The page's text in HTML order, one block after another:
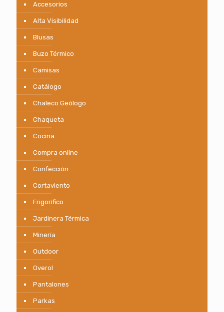
Accesorios
Alta Visibilidad
Blusas
Buzo Térmico
Camisas
Catálogo
Chaleco Geólogo
Chaqueta
Cocina
Compra online
Confección
Cortaviento
Frigorífico
Jardinera Térmica
Minería
Outdoor
Overol
Pantalones
Parkas